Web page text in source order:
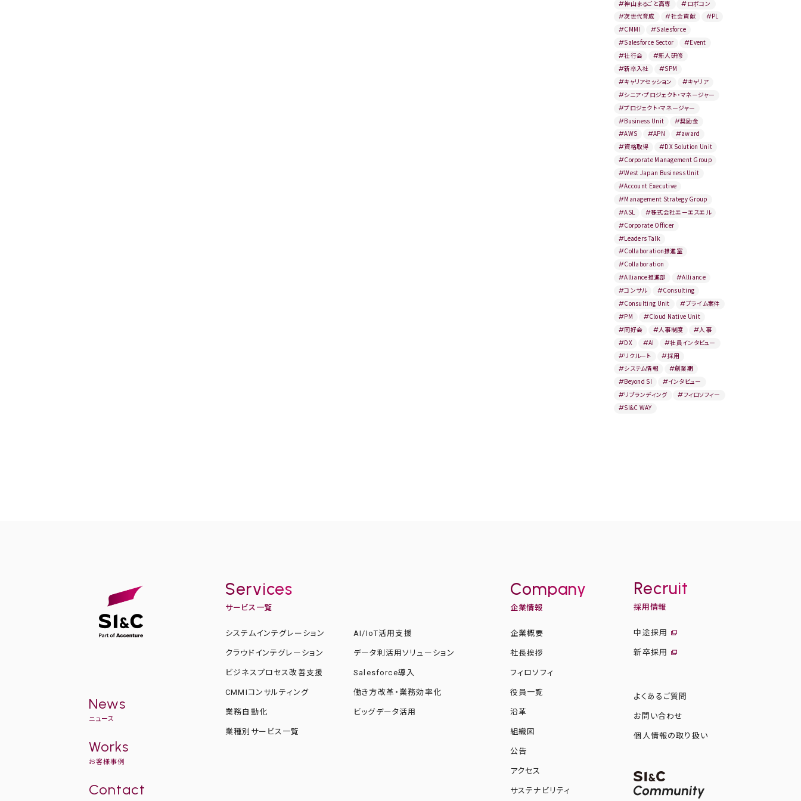
#神山まるごと高専 #ロボコン
#次世代育成 #社会貢献 #PL
#CMMI #Salesforce
#Salesforce Sector #Event
#壮行会 #新人研修
#新卒入社 #SPM
#キャリアセッション #キャリア
#シニア・プロジェクト・マネージャー
#プロジェクト・マネージャー
#Business Unit #奨励金
#AWS #APN #award
#資格取得 #DX Solution Unit
#Corporate Management Group
#West Japan Business Unit
#Account Executive
#Management Strategy Group
#ASL #株式会社エーエスエル
#Corporate Officer
#Leaders Talk
#Collaboration推進室
#Collaboration
#Alliance推進部 #Alliance
#コンサル #Consulting
#Consulting Unit #プライム案件
#PM #Cloud Native Unit
#同好会 #人事制度 #人事
#DX #AI #社員インタビュー
#リクルート #採用
#システム情報 #創業期
#Beyond SI #インタビュー
#リブランディング #フィロソフィー
#SI&C WAY
News
ニュース
Works
お客様事例
Contact
Services
サービス一覧
システムインテグレーション AI/IoT活用支援
クラウドインテグレーション データ利活用ソリューション
ビジネスプロセス改善支援 Salesforce導入
CMMIコンサルティング 働き方改革・業務効率化
業務自動化 ビッグデータ活用
業種別サービス一覧
Company
企業情報
企業概要
社長挨拶
フィロソフィ
役員一覧
沿革
組織図
公告
アクセス
サステナビリティ
Recruit
採用情報
中途採用
新卒採用
よくあるご質問
お問い合わせ
個人情報の取り扱い